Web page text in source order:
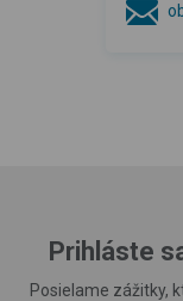
Prihláste
Posielame zážitky,